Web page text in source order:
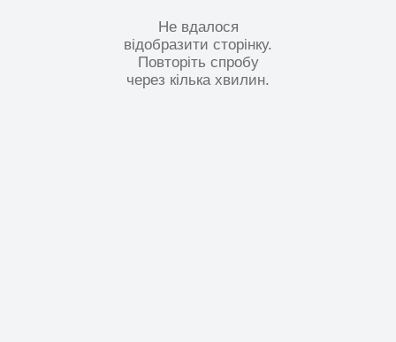
Не вдалося
відобразити сторінку.
Повторіть спробу
через кілька хвилин.